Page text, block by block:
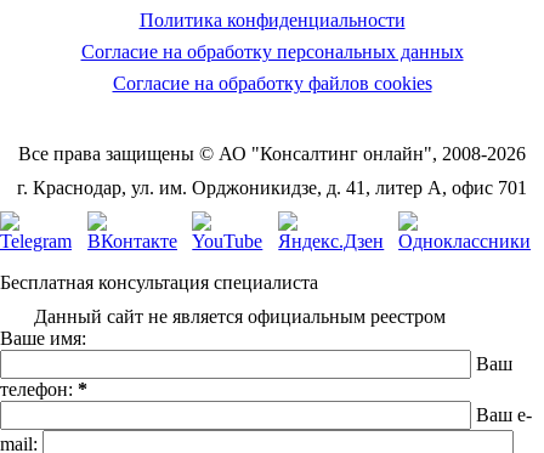
Политика конфиденциальности
Согласие на обработку персональных данных
Согласие на обработку файлов cookies
Все права защищены © АО "Консалтинг онлайн", 2008-2026
г. Краснодар, ул. им. Орджоникидзе, д. 41, литер А, офис 701
Бесплатная консультация специалиста
Данный сайт не является официальным реестром
Ваше имя:
Ваш
телефон: *
Ваш e-
mail: